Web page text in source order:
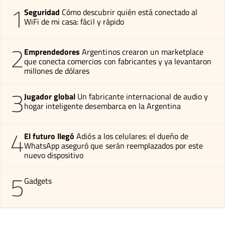
1 Seguridad Cómo descubrir quién está conectado al
WiFi de mi casa: fácil y rápido
2Emprendedores Argentinos crearon un marketplace
que conecta comercios con fabricantes y ya levantaron
millones de dólares
3Jugador global Un fabricante internacional de audio y
hogar inteligente desembarca en la Argentina
4El futuro llegó Adiós a los celulares: el dueño de
WhatsApp aseguró que serán reemplazados por este
nuevo dispositivo
5Gadgets